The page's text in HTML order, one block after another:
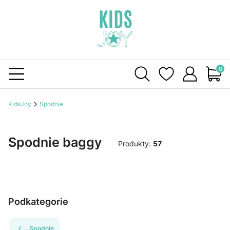
KidsJoy Spodnie
Spodnie baggy Produkty: 57
Podkategorie
Spodnie